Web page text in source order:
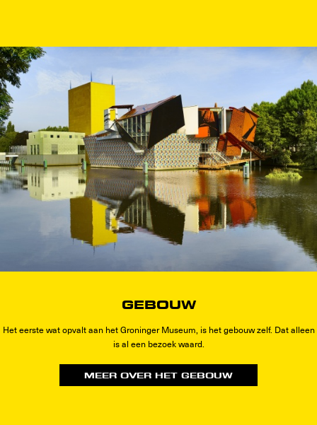
GEBOUW
Het eerste wat opvalt aan het Groninger Museum, is het gebouw zelf. Dat alleen
is al een bezoek waard.
MEER OVER HET GEBOUW